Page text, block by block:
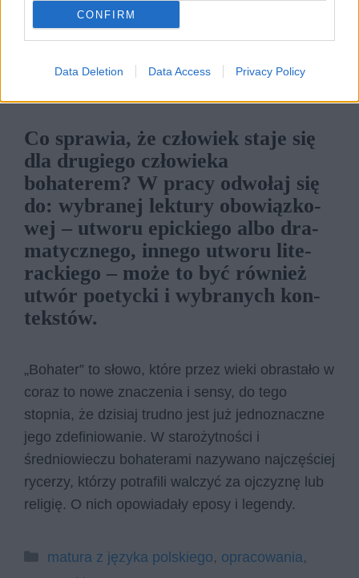
CONFIRM
Data Deletion Data Access Privacy Policy
cierpieniem.
Kategorie
opracowania
Co sprawia, że człowiek staje się
dla drugiego człowieka
bohaterem? W pra­cy od­wo­łaj się
do: wy­bra­nej lek­tu­ry obo­wiąz­ko­
wej – utwo­ru epic­kie­go albo dra­
ma­tycz­ne­go, in­ne­go utwo­ru li­te­
rac­kie­go – może to być rów­nież
utwór po­etyc­ki i wy­bra­nych kon­
tek­stów.
„Bohater” to słowo, które przez wieki obrastało w
coraz to nowe znaczenia i sensy, do tego
stopnia, że dzisiaj trudno jest już jednoznaczne
jego zdefiniowanie. W starożytności i
średniowieczu bohaterami nazywano najczęściej
rycerzy, którzy potrafili walczyć za ojczyznę lub
religię. O nich opowiadały eposy i legendy.
Kategorie
matura z języka polskiego, opracowania,